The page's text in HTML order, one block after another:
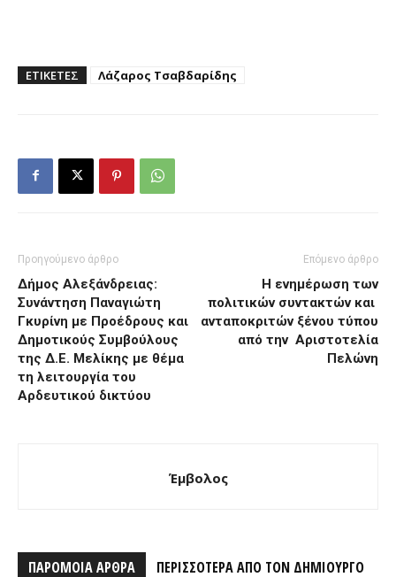
ΕΤΙΚΕΤΕΣ Λάζαρος Τσαβδαρίδης
Προηγούμενο άρθρο
Δήμος Αλεξάνδρειας:
Συνάντηση Παναγιώτη
Γκυρίνη με Προέδρους και
Δημοτικούς Συμβούλους
της Δ.Ε. Μελίκης με θέμα
τη λειτουργία του
Αρδευτικού δικτύου
Επόμενο άρθρο
Η ενημέρωση των
πολιτικών συντακτών και
ανταποκριτών ξένου τύπου
από την Αριστοτελία
Πελώνη
Έμβολος
ΠΑΡΟΜΟΙΑ ΑΡΘΡΑ ΠΕΡΙΣΣΟΤΕΡΑ ΑΠΟ ΤΟΝ ΔΗΜΙΟΥΡΓΟ